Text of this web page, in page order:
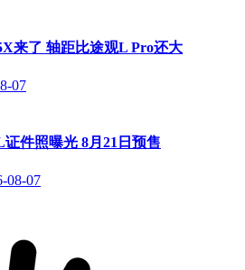
来了 轴距比途观L Pro还大
07
件照曝光 8月21日预售
08-07